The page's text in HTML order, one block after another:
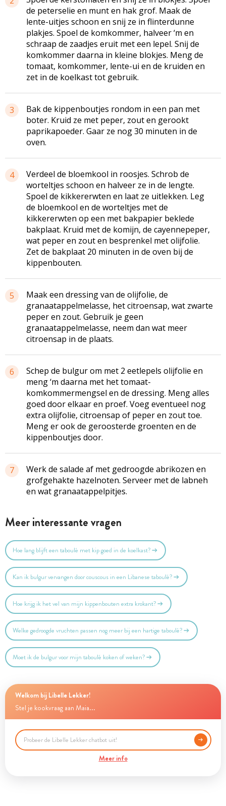
de peterselie en munt en hak grof. Maak de
lente-uitjes schoon en snij ze in flinterdunne
plakjes. Spoel de komkommer, halveer ‘m en
schraap de zaadjes eruit met een lepel. Snij de
komkommer daarna in kleine blokjes. Meng de
tomaat, komkommer, lente-ui en de kruiden en
zet in de koelkast tot gebruik.
3
Bak de kippenboutjes rondom in een pan met
boter. Kruid ze met peper, zout en gerookt
paprikapoeder. Gaar ze nog 30 minuten in de
oven.
4
Verdeel de bloemkool in roosjes. Schrob de
worteltjes schoon en halveer ze in de lengte.
Spoel de kikkererwten en laat ze uitlekken. Leg
de bloemkool en de worteltjes met de
kikkererwten op een met bakpapier beklede
bakplaat. Kruid met de komijn, de cayennepeper,
wat peper en zout en besprenkel met olijfolie.
Zet de bakplaat 20 minuten in de oven bij de
kippenbouten.
5
Maak een dressing van de olijfolie, de
granaatappelmelasse, het citroensap, wat zwarte
peper en zout. Gebruik je geen
granaatappelmelasse, neem dan wat meer
citroensap in de plaats.
6
Schep de bulgur om met 2 eetlepels olijfolie en
meng ‘m daarna met het tomaat-
komkommermengsel en de dressing. Meng alles
goed door elkaar en proef. Voeg eventueel nog
extra olijfolie, citroensap of peper en zout toe.
Meng er ook de geroosterde groenten en de
kippenboutjes door.
7
Werk de salade af met gedroogde abrikozen en
grofgehakte hazelnoten. Serveer met de labneh
en wat granaatappelpitjes.
Meer interessante vragen
Hoe lang blijft een taboulé met kip goed in de koelkast?
Kan ik bulgur vervangen door couscous in een Libanese taboulé?
Hoe krijg ik het vel van mijn kippenbouten extra krokant?
Welke gedroogde vruchten passen nog meer bij een hartige taboulé?
Moet ik de bulgur voor mijn taboulé koken of weken?
Welkom bij Libelle Lekker!
Stel je kookvraag aan Maia...
Meer info